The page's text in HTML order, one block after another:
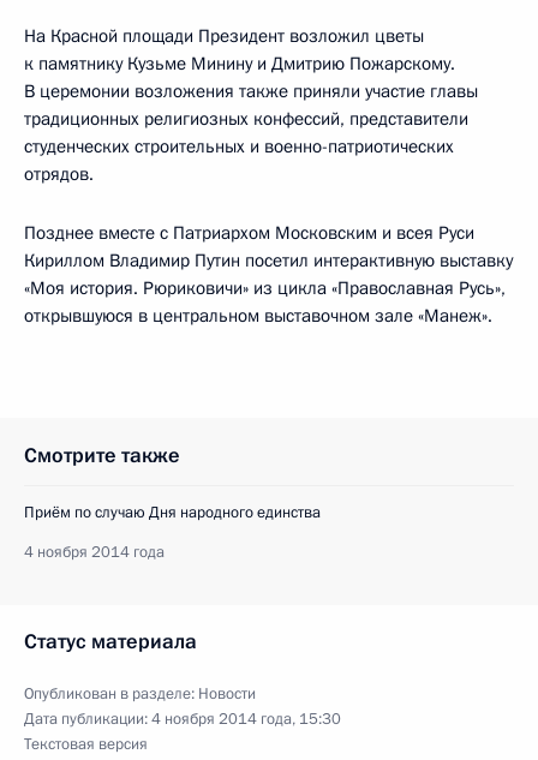
На Красной площади Президент возложил цветы
к памятнику Кузьме Минину и Дмитрию Пожарскому.
В церемонии возложения также приняли участие главы
традиционных религиозных конфессий, представители
студенческих строительных и военно-патриотических
отрядов.
Позднее вместе с Патриархом Московским и всея Руси
Кириллом Владимир Путин посетил интерактивную выставку
«Моя история. Рюриковичи» из цикла «Православная Русь»,
открывшуюся в центральном выставочном зале «Манеж».
Смотрите также
Приём по случаю Дня народного единства
4 ноября 2014 года
Статус материала
Опубликован в разделе: Новости
Дата публикации:4 ноября 2014 года, 15:30
Текстовая версия